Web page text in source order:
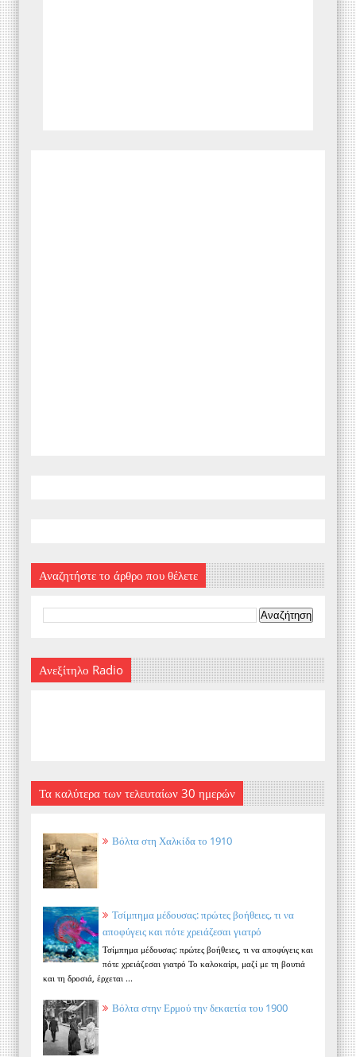
Αναζητήστε το άρθρο που θέλετε
Ανεξίτηλο Radio
Τα καλύτερα των τελευταίων 30 ημερών
Βόλτα στη Χαλκίδα το 1910
Τσίμπημα μέδουσας: πρώτες βοήθειες, τι να
αποφύγεις και πότε χρειάζεσαι γιατρό
Τσίμπημα μέδουσας: πρώτες βοήθειες, τι να αποφύγεις και
πότε χρειάζεσαι γιατρό Το καλοκαίρι, μαζί με τη βουτιά
και τη δροσιά, έρχεται ...
Βόλτα στην Ερμού την δεκαετία του 1900